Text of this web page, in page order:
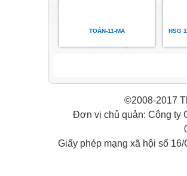
TOÁN-11-MA HSG
©2008-2017
Đơn vị chủ quản: Công ty
Giấy phép mạng xã hội số